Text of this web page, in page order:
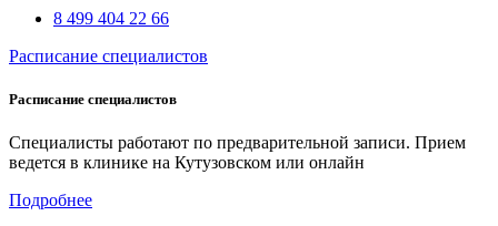
8 499 404 22 66
Расписание специалистов
Расписание специалистов
Специалисты работают по предварительной записи. Прием
ведется в клинике на Кутузовском или онлайн
Подробнее